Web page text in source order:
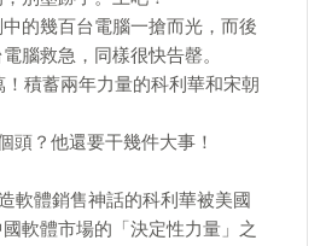
的幾百台電腦一搶而光，而後
腦救急，同樣很快告罄。
積蓄兩年力量的科利華和宋朝
頭？他還要干幾件大事！
軟體銷售神話的科利華被美國
國軟體市場的「決定性力量」之